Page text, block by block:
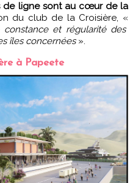
de ligne sont au cœur de la
du club de la Croisière, «
constance et régularité des
îles concernées».
à Papeete